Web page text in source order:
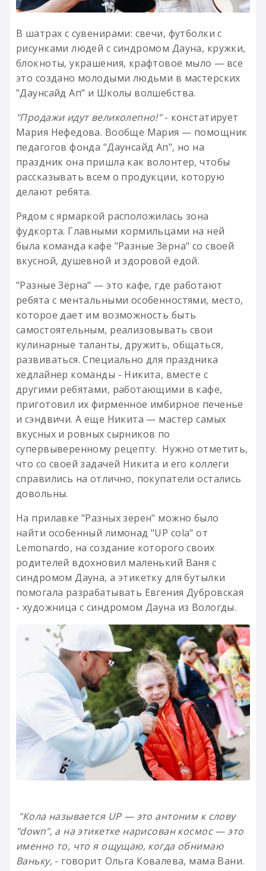
В шатрах с сувенирами: свечи, футболки с
рисунками людей с синдромом Дауна, кружки,
блокноты, украшения, крафтовое мыло — все
это создано молодыми людьми в мастерских
"Даунсайд Ап" и Школы волшебства.
"Продажи идут великолепно!"- констатирует
Мария Нефедова. Вообще Мария — помощник
педагогов фонда "Даунсайд Ап", но на
праздник она пришла как волонтер, чтобы
рассказывать всем о продукции, которую
делают ребята.
Рядом с ярмаркой расположилась зона
фудкорта. Главными кормильцами на ней
была команда кафе "Разные Зёрна" со своей
вкусной, душевной и здоровой едой.
"Разные Зёрна" — это кафе, где работают
ребята с ментальными особенностями, место,
которое дает им возможность быть
самостоятельным, реализовывать свои
кулинарные таланты, дружить, общаться,
развиваться. Специально для праздника
хедлайнер команды - Никита, вместе с
другими ребятами, работающими в кафе,
приготовил их фирменное имбирное печенье
и сэндвичи. А еще Никита — мастер самых
вкусных и ровных сырников по
супервыверенному рецепту. Нужно отметить,
что со своей задачей Никита и его коллеги
справились на отлично, покупатели остались
довольны.
На прилавке "Разных зерен" можно было
найти особенный лимонад "UP cola" от
Lemonardo, на создание которого своих
родителей вдохновил маленький Ваня с
синдромом Дауна, а этикетку для бутылки
помогала разрабатывать Евгения Дубровская
- художница с синдромом Дауна из Вологды.
"Кола называется UP — это антоним к слову
"down", а на этикетке нарисован космос — это
именно то, что я ощущаю, когда обнимаю
Ваньку,- говорит Ольга Ковалева, мама Вани.